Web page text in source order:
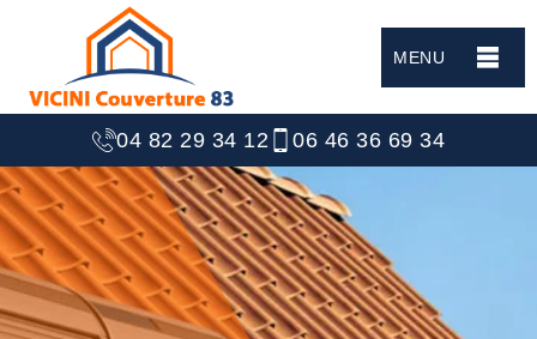
MENU
04 82 29 34 12 06 46 36 69 34